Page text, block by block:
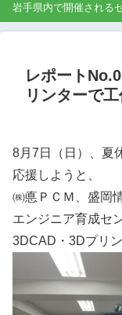
岩手県内で開催される
レポート
リンターで工
8月7日（日）、夏
応援しようと、
㈱悳ＰＣＭ、盛岡
エンジニア育成セ
3DCAD・3Dプリ